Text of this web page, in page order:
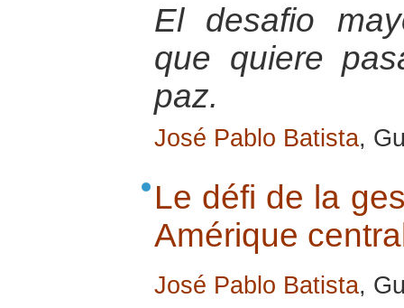
El desafio
que quiere
paz.
José Pablo Batista,
Le défi de la
Amérique
José Pablo Batista,